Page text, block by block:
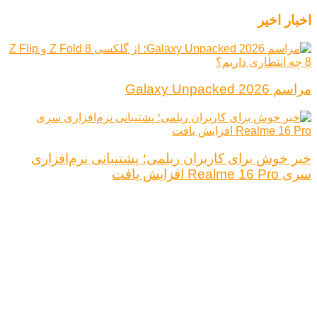
اخبار اخیر
مراسم Galaxy Unpacked 2026
خبر خوش برای کاربران ریلمی؛ پشتیبانی نرم‌افزاری
سری Realme 16 Pro افزایش یافت